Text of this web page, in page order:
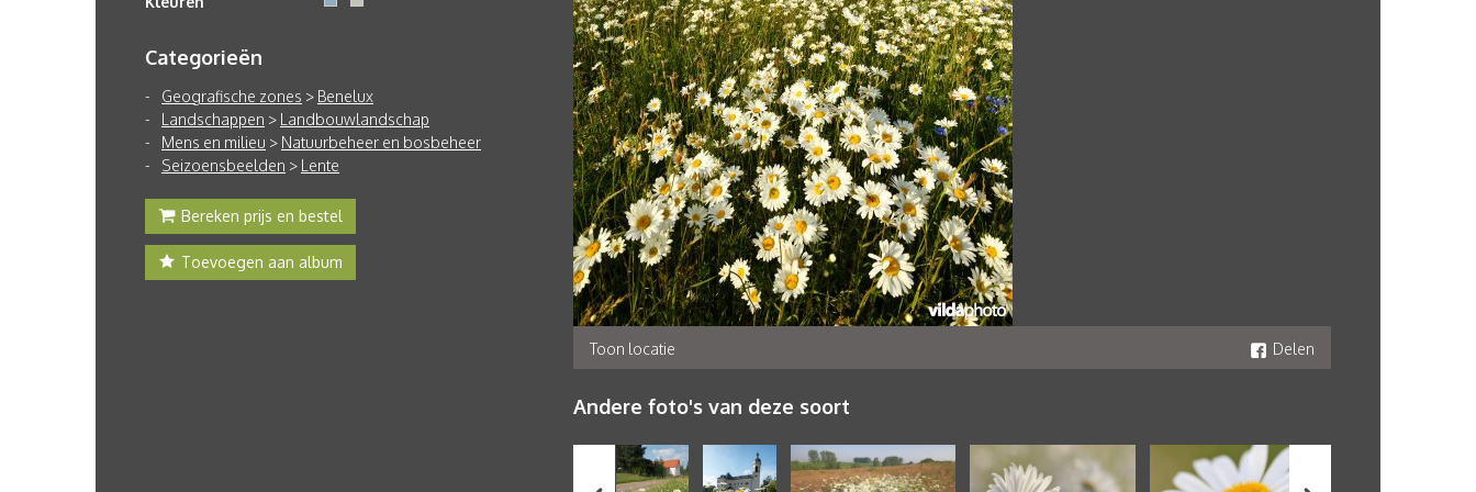
Categorieën
Geografische zones > Benelux
Landschappen > Landbouwlandschap
Mens en milieu > Natuurbeheer en bosbeheer
Seizoensbeelden > Lente
Bereken prijs en bestel
Toevoegen aan album
Toon locatie Delen
Andere foto's van deze soort